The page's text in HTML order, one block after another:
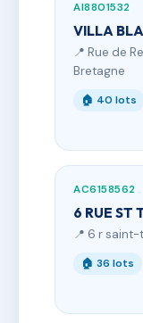
AI8801532
VILLA
📍 Rue de
Bretagne
🏠 40 lots
AC6158562
6 RUE ST
📍 6 r saint-
🏠 36 lots